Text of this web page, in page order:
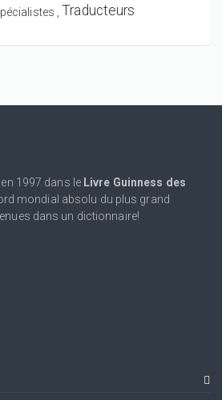
Traducteurs
1997 dans le Livre Guinness des
mondial absolu du plus grand
dans un dictionnaire!